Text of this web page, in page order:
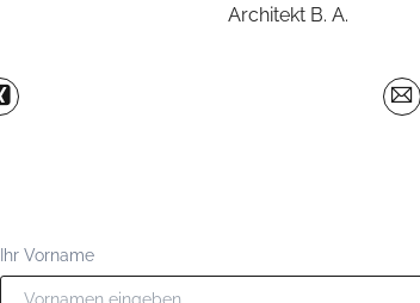
Architekt B. A.
Ihr Vorname